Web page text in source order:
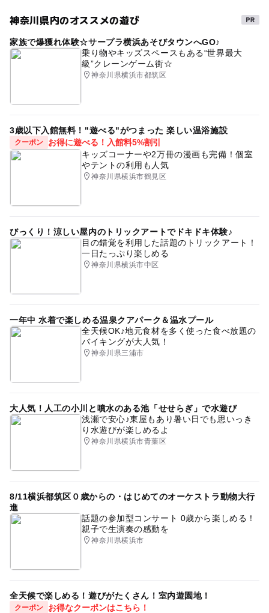
[ハイシーズン]販売しておりません。
◆タイムパック（時間課金制プラン）
[平日]最初の1時間710円（延長30分ごとに360円）
[休日]最初の1時間970円（延長30分ごとに490円）
0円）
◆0歳のお子さまは無料です。
※ 表示価格は全て税込です。
※ 休日とは「土日祝日、国民の休日及び学校が長期休暇と
ださい。
[ハイシーズン]1,850円
◆トワイライトパック（15時から閉店まで遊べるプラン）
[平日]1,110円
◆タイムパック（時間課金制プラン）
[平日]最初の1時間710円（延長30分ごとに360円）
[休日]最初の1時間970円（延長30分ごとに490円）
0円）
◆年会費・更新料400円（1家族につき）
員カードでの登録が必要です。
※公式アプリでご登録いただくと、年会費・更新料が50
※ 休日とは「土日祝日、国民の休日及び学校が長期休暇と
なる春/夏/冬休みの期間中」を指します。
海老名駅
駐車可能台数
駐車場詳細
◆ファンタジーキッズリゾートのご利用で、5時間まで無
※5時間無料サービスを超えた場合、以後30分毎に100
神奈川県内のオススメの遊び
家族で爆獲れ体験☆サープラ横浜あそびタウンへGO♪
乗り物やキッズスペースもある“世界最大
級”クレーンゲーム街☆
神奈川県横浜市都筑区
3歳以下入館無料！"遊べる"がつまった 楽しい温浴施設
クーポン
お得に遊べる！入館料5%割引
キッズコーナーや2万冊の漫画も完備！個室
やテントの利用も人気
神奈川県横浜市鶴見区
びっくり！涼しい屋内のトリックアートでドキドキ体験♪
目の錯覚を利用した話題のトリックアート！
一日たっぷり楽しめる
神奈川県横浜市中区
一年中 水着で楽しめる温泉クアパーク＆温水プール
全天候OK♪地元食材を多く使った食べ放題の
バイキングが大人気！
神奈川県三浦市
大人気！人工の小川と噴水のある池「せせらぎ」で水遊び
浅瀬で安心♪東屋もあり暑い日でも思いっき
り水遊びが楽しめるよ
神奈川県横浜市青葉区
8/11横浜都筑区０歳からの・はじめてのオーケストラ動物大行
進
話題の参加型コンサート 0歳から楽しめる！
親子で生演奏の感動を
神奈川県横浜市
全天候で楽しめる！遊びがたくさん！室内遊園地！
クーポン
お得なクーポンはこちら！